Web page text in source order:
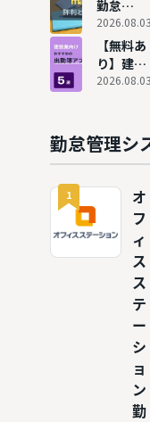
選！タイ
プ別に解
説
勤怠
（旧：
Manage
OZO3 勤
怠）の評
を紹介
2026.08.03
【無料あ
り】建設
業向け出
め5選！
エクセル
で勤怠管
理するリ
スクも解
説
2026.08.03
勤怠管理シ
1
オ
フ
ィ
ス
ス
テ
ー
シ
ョ
ン
勤